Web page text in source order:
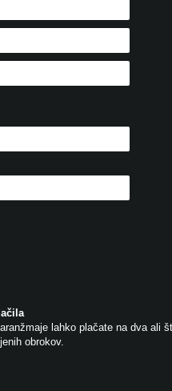
lahko plačate na dva ali
obrokov.